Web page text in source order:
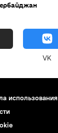
VK
использования